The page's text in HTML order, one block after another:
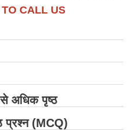
CALL US
अधिक पृष्ठ
प्रश्न (MCQ)